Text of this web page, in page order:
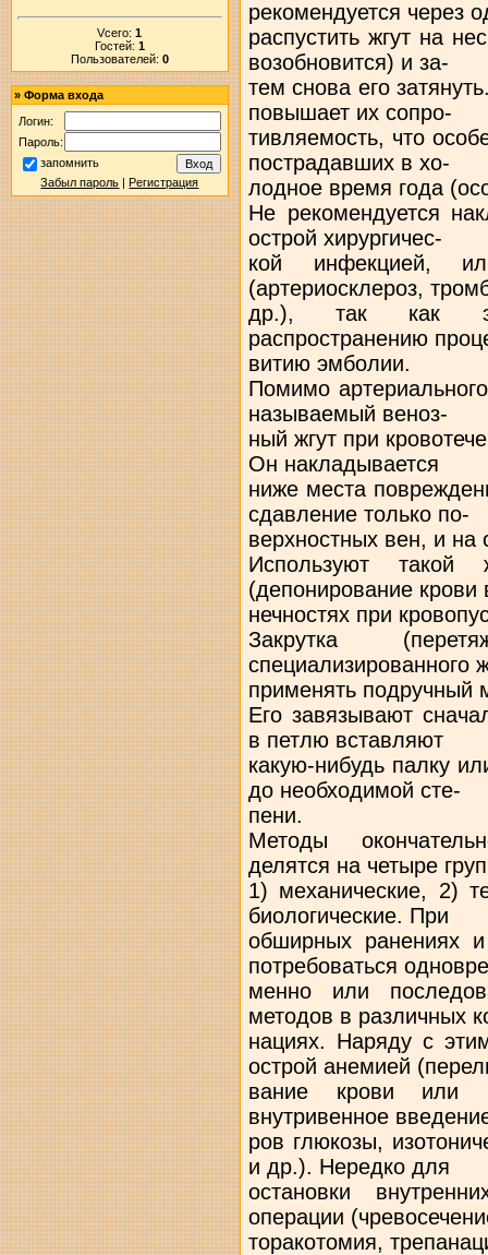
Vсего:1
Гостей: 1
Пользователей: 0
» Форма входа
Логин:
Пароль:
запомнить
Забыл пароль |Регистрация
рекомендуется через
распустить жгут на
возобновится) и за-
тем снова его
повышает их сопро-
тивляемость, что
пострадавших в хо-
лодное время года
Не рекомендуется
острой хирургичес-
кой инфекцией,
(артериосклероз,
др.), так как
распространению
витию эмболии.
Помимо
называемый веноз-
ный жгут при
Он накладывается
ниже места
сдавление только по-
верхностных вен, и на
Используют
(депонирование крови
нечностях при
Закрутка
специализированного
применять подручный
Его завязывают
в петлю вставляют
какую-нибудь палку
до необходимой сте-
пени.
Методы
делятся на четыре
1) механические, 2)
биологические. При
обширных ранениях
потребоваться
менно или
методов в различных
нациях. Наряду с
острой анемией
вание крови или
внутривенное
ров глюкозы,
и др.). Нередко для
остановки
операции
торакотомия,